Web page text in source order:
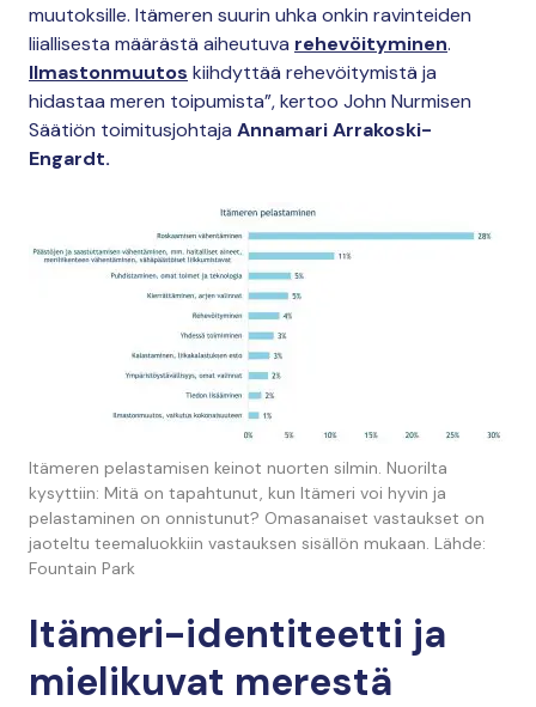
muutoksille. Itämeren suurin uhka onkin ravinteiden
liiallisesta määrästä aiheutuva rehevöityminen.
Ilmastonmuutos kiihdyttää rehevöitymistä ja
hidastaa meren toipumista”, kertoo John Nurmisen
Säätiön toimitusjohtaja Annamari Arrakoski-
Engardt.
Itämeren pelastamisen keinot nuorten silmin. Nuorilta
kysyttiin: Mitä on tapahtunut, kun Itämeri voi hyvin ja
pelastaminen on onnistunut? Omasanaiset vastaukset on
jaoteltu teemaluokkiin vastauksen sisällön mukaan. Lähde:
Fountain Park
Itämeri-identiteetti ja
mielikuvat merestä